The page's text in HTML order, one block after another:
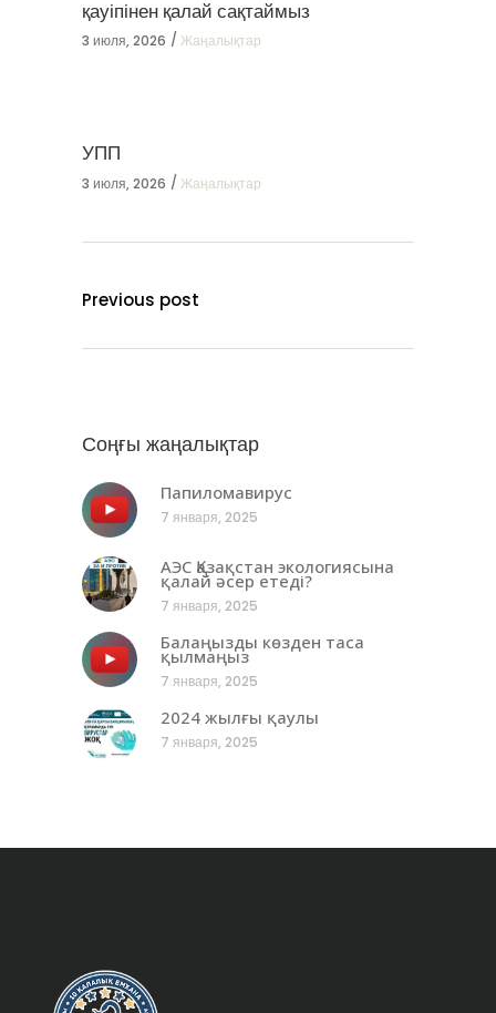
қауіпінен қалай сақтаймыз
3 июля, 2026 Жаңалықтар
УПП
3 июля, 2026 Жаңалықтар
Previous post
Соңғы жаңалықтар
Папиломавирус
7 января, 2025
АЭС Қазақстан экологиясына
қалай әсер етеді?
7 января, 2025
Балаңызды көзден таса
қылмаңыз
7 января, 2025
2024 жылғы қаулы
7 января, 2025